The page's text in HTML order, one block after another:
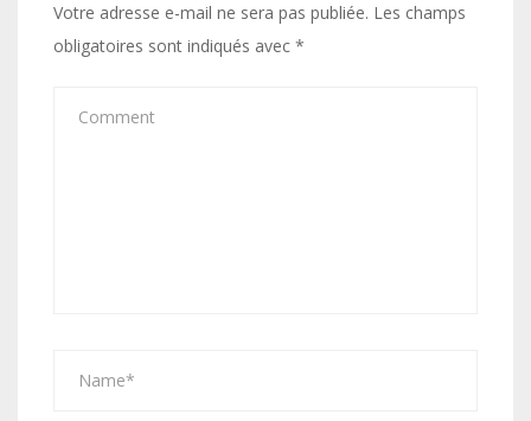
Votre adresse e-mail ne sera pas publiée. Les champs
obligatoires sont indiqués avec *